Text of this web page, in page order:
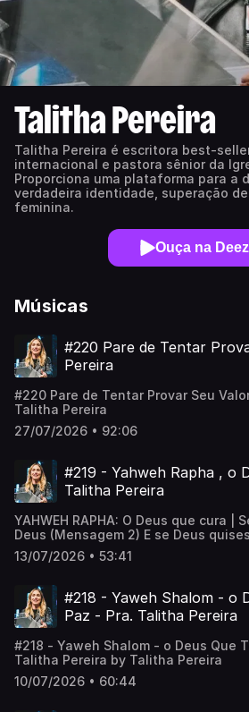
Talitha Pereira
Talitha Pereira é escritora best-
internacional e pastora sênior da
Proporciona uma plataforma para a
verdadeira identidade, superação
feminina.
Ouça na
Músicas
#220 Pare de Tentar
Pereira
#220 Pare de Tentar Provar Seu
Talitha Pereira
27/07/2026 • 92:06
#219 - Yahweh Rapha , o
Talitha Pereira
YAHWEH RAPHA: O Deus que cura |
Deus (Mensagem 2) E se Deus quisesse curar justamente
a ferida que você aprendeu a esconder? Nesta
mensagem da série Os Nomes de
as águas eram amargas. Foi
dor, da decepção e da sede, que Ele
Yahweh Rapha", o Senhor que cura. Nesta pregação você
restauração ✔️ Por que a cura de
que você esconde ✔️ Como Yahweh
coração e transforma sua dor em testemunho
final e descubra que o Deus que
13/07/2026 • 53:41
#218 - Yaweh Shalom - o
Paz - Pra. Talitha Pereira
#218 - Yaweh Shalom - o Deus Que
Talitha Pereira by Talitha Pereira
10/07/2026 • 60:44